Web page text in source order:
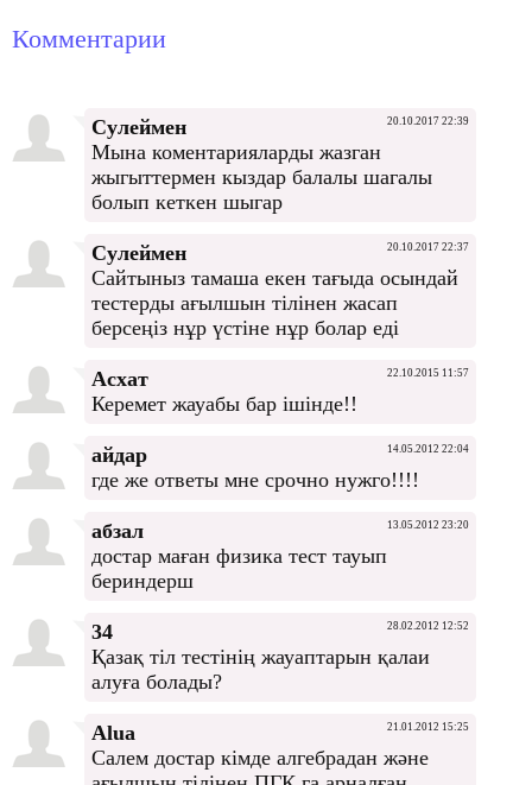
Комментарии
Сулеймен 20.10.2017 22:39
Мына коментарияларды жазган
жыгыттермен кыздар балалы шагалы
болып кеткен шыгар
Сулеймен 20.10.2017 22:37
Сайтыныз тамаша екен тағыда осындай
тестерды ағылшын тілінен жасап
берсеңіз нұр үстіне нұр болар еді
Асхат 22.10.2015 11:57
Керемет жауабы бар ішінде!!
айдар 14.05.2012 22:04
где же ответы мне срочно нужго!!!!
абзал 13.05.2012 23:20
достар маған физика тест тауып
бериндерш
34 28.02.2012 12:52
Қазақ тіл тестінің жауаптарын қалаи
алуға болады?
Alua 21.01.2012 15:25
Салем достар кімде алгебрадан және